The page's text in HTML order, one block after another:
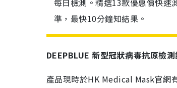
每日檢測。精選13款優惠價快速
準，最快10分鐘知結果。
DEEPBLUE 新型冠狀病毒抗原檢
產品現時於HK Medical Mask官網